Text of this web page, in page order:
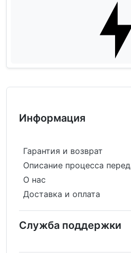
Информация
Гарантия и возврат
Описание процесса
О нас
Доставка и оплата
Служба поддержки